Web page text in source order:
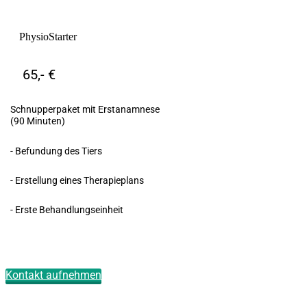
PhysioStarter
65,- €
Schnupperpaket mit Erstanamnese
(90 Minuten)
- Befundung des Tiers
- Erstellung eines Therapieplans
- Erste Behandlungseinheit
Kontakt aufnehmen